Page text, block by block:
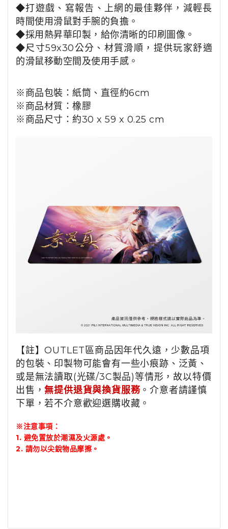
◆打遊戲、寫報告、上網的最佳夥伴，減輕長
時間使用滑鼠對手腕的負擔。
◆採用熱昇華印製，給你清晰的印刷圖像。
◆尺寸59x30公分、材質滑順，提供玩家舒適
的滑鼠移動空間及使用手感。
※商品包裝 ： 紙筒、 直徑約6cm
※商品材質 ：橡膠
※商品尺寸：約30 x 59 x 0.25 cm
【註】OUTLET區商品因年代久遠，少數品項
的包裝、印製物可能會有一些小痕跡、泛黃、
或是無法讀取(光碟/3C製品)等情形，故以特價
出售，無提供退貨與換貨服務。介意者請謹慎
下單，若不介意歡迎選購收藏。
※注意事項：
1. 避免置放於潮濕及火源處。
2. 請勿以尖銳物品摩擦。